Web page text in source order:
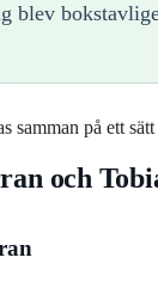
blev
samman på ett
och